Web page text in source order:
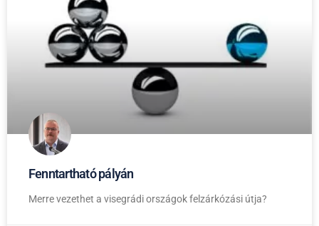
Fenntartható pályán
Merre vezethet a visegrádi országok felzárkózási útja?